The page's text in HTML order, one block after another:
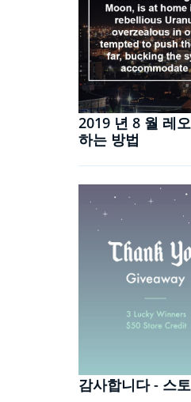
2019 년 8 월 레
하는 방법
감사합니다 - 스